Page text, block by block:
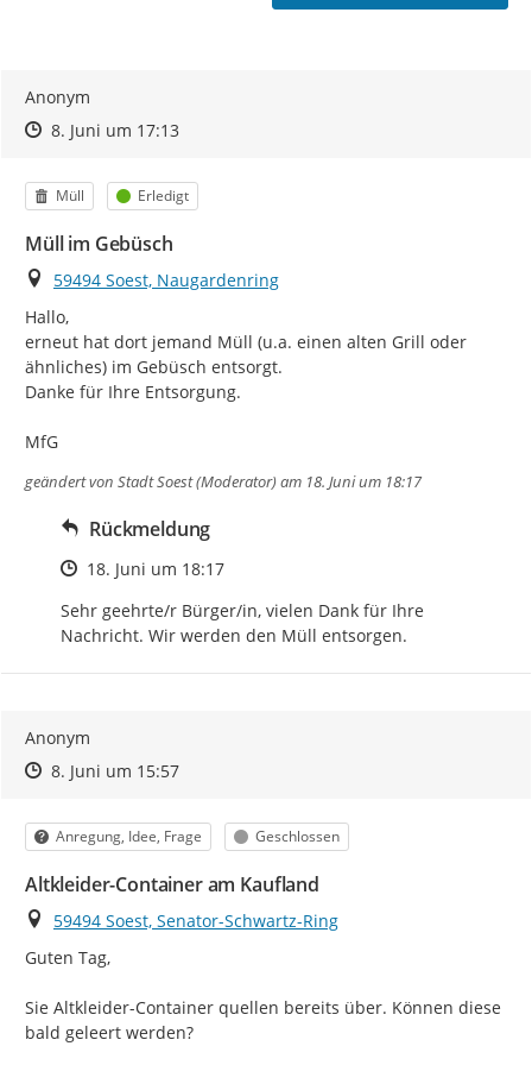
Anonym
Zeitpunkt des Erstellens
Zeitpunkt des Erstellens
8. Juni um 17:13Zur Äußerung
Kategorie
Müll Status
Erledigt
Müll im Gebüsch
Ort
59494 Soest, Naugardenring
Hallo,
erneut hat dort jemand Müll (u.a. einen alten Grill oder
ähnliches) im Gebüsch entsorgt.
Danke für Ihre Entsorgung.
MfG
geändert von Stadt Soest (Moderator)am 18. Juni um 18:17
Rückmeldung
Zeitpunkt des Erstellens
18. Juni um 18:17
Sehr geehrte/r Bürger/in, vielen Dank für Ihre
Nachricht. Wir werden den Müll entsorgen.
Anonym
Zeitpunkt des Erstellens
Zeitpunkt des Erstellens
8. Juni um 15:57Zur Äußerung
Kategorie
Anregung, Idee, Frage Status
Geschlossen
Altkleider-Container am Kaufland
Ort
59494 Soest, Senator-Schwartz-Ring
Guten Tag,
Sie Altkleider-Container quellen bereits über. Können diese
bald geleert werden?